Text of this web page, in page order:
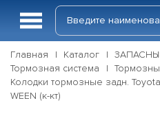
Главная Каталог
Тормозная система
Колодки тормозные задн.
WEEN (к-кт)